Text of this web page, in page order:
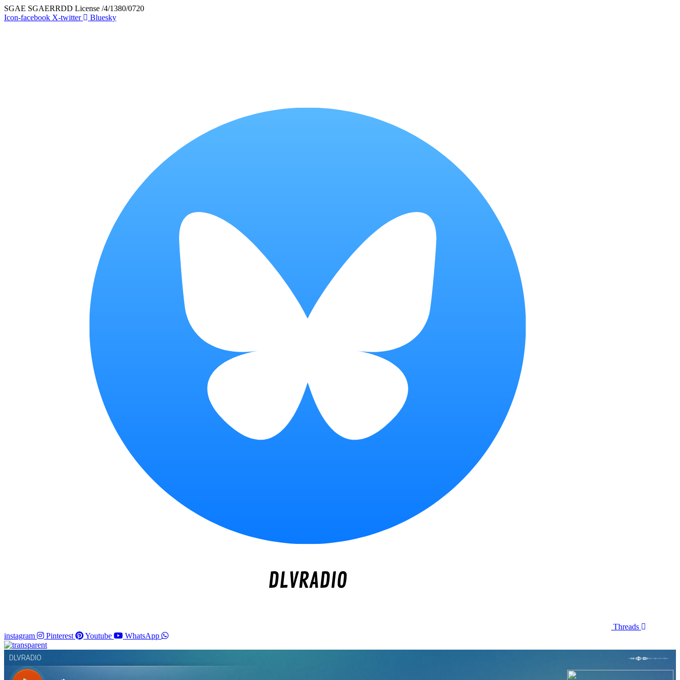
Skip
to
SGAE SGAERRDD License /4/1380/0720
Icon-facebook X-twitter Bluesky
Threads
instagram
Pinterest Youtube WhatsApp